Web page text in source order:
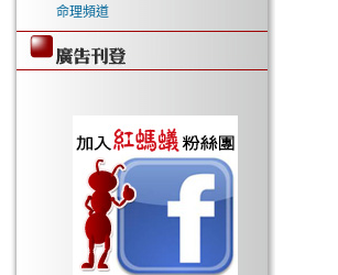
命理頻道